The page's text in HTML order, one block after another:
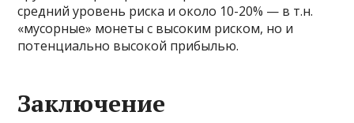
средний уровень риска и около 10-20% — в т.н.
«мусорные» монеты с высоким риском, но и
потенциально высокой прибылью.
Заключение